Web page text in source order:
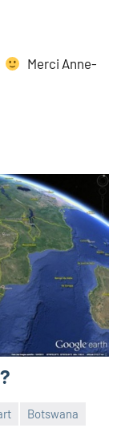
Merci Anne-
Botswana